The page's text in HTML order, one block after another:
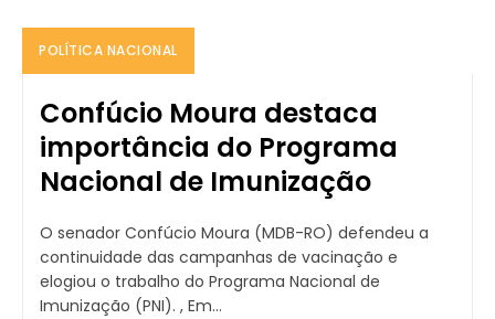
POLÍTICA NACIONAL
Confúcio Moura destaca
importância do Programa
Nacional de Imunização
O senador Confúcio Moura (MDB-RO) defendeu a
continuidade das campanhas de vacinação e
elogiou o trabalho do Programa Nacional de
Imunização (PNI). , Em...